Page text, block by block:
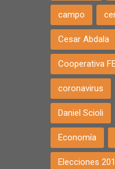
campo
Cesar Abdala
Cooperativa
coronavirus
Daniel Scioli
Economía
Elecciones